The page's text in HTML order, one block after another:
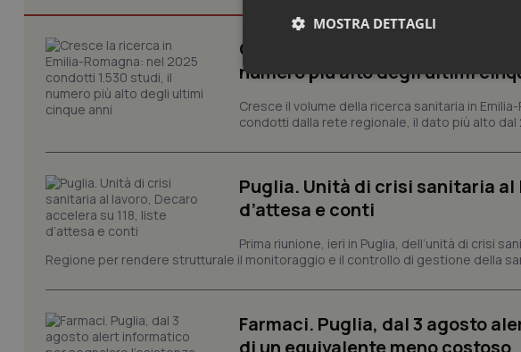
Cresce la ricerca in Emilia-
numero più alto degli ultimi
Cresce il volume della ricerca sanitaria in
condotti dalla rete regionale, il dato più alto dal
Puglia. Unità di crisi sanitaria al
d’attesa e conti
Prima riunione, ieri in Puglia, dell’unità di crisi
Regione per rendere strutturale il monitoraggio e il controllo di gestione della
Farmaci. Puglia, dal 3 agosto
di un equivalente meno costoso
MOSTRA DETTAGLI
Necessari
I cookie necessari contribuiscono a rendere
e l'accesso alle aree protette del sito. Il sito
.youtube.com